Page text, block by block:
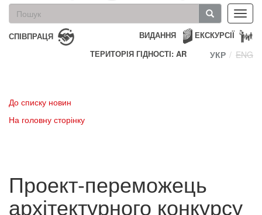
Пошукова
форма
Пошук
СПІВПРАЦЯ ЕКСКУРСІЇ
ВИДАННЯ
ТЕРИТОРІЯ ГІДНОСТІ: AR
УКР ENG
До списку новин
На головну сторінку
Проект-переможець
архітектурного конкурсу